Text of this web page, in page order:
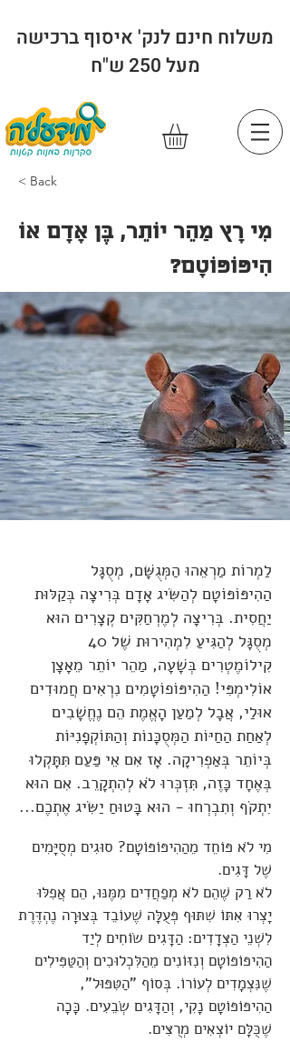
משלוח חינם לנק' איסוף ברכישה
מעל 250 ש"ח
< Back
מִי רָץ מַהֵר יוֹתֵר, בֶּן אָדָם אוֹ
הִיפּוֹפּוֹטָם?
לַמְרוֹת מַרְאֵהוּ הַמְּגֻשָּׁם, מְסֻגָּל
הַהִיפּוֹפּוֹטָם לְהַשִּׂיג אָדָם בְּרִיצָה בְּקַלּוּת
יַחֲסִית. בְּרִיצָה לְמֶרְחַקִּים קְצָרִים הוּא
מְסֻגָּל לְהַגִּיעַ לִמְהִירוּת שֶׁל 40
קִילוֹמֶטְרִים בְּשָׁעָה, מַהֵר יוֹתֵר מֵאָצָן
אוֹלִימְפִּי! הַהִיפּוֹפוֹטָמִים נִרְאִים חֲמוּדִים
אוּלַי, אֲבָל לְמַעַן הָאֱמֶת הֵם נֶחֱשָׁבִים
לְאַחַת הַחַיּוֹת הַמְּסֻכָּנוֹת וְהַתּוֹקְפָנִיּוֹת
בְּיוֹתֵר בְּאַפְרִיקָה. אָז אִם אֵי פַּעַם תִּתָּקְלוּ
בְּאֶחָד כָּזֶה, תִּזְכְּרוּ לֹא לְהִתְקָרֵב. אִם הוּא
יִתְקֹף וְתִבְרְחוּ - הוּא בָּטוּחַ יַשִּׂיג אֶתְכֶם...
מִי לֹא פּוֹחֵד מֵהַהִיפּוֹפּוֹטָם? סוּגִים מְסֻיָּמִים
שֶׁל דָּגִים.
לֹא רַק שֶׁהֵם לֹא מְפַחֲדִים מִמֶּנּוּ, הֵם אֲפִלּוּ
יָצְרוּ אִתּוֹ שִׁתּוּף פְּעֻלָּה שֶׁעוֹבֵד בְּצוּרָה נֶהְדֶּרֶת
לִשְׁנֵי הַצְּדָדִים: הַדָּגִים שׂוֹחִים לְיַד
הַהִיפּוֹפּוֹטָם וְנִזּוֹנִים מֵהַלִּכְלוּכִים וְהַטַּפִּילִים
שֶׁנִּצְמָדִים לְעוֹרוֹ. בְּסוֹף "הַטִּפּוּל",
הַהִיפּוֹפּוֹטָם נָקִי, וְהַדָּגִים שְׂבֵעִים. כָּכָה
שֶׁכֻּלָּם יוֹצְאִים מְרֻצִּים.